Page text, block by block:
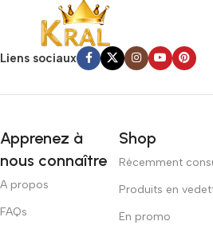
Liens sociaux
Apprenez à
nous connaître
A propos
FAQs
Shop
Récemment
Produits en
En promo